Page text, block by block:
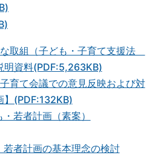
取組（子ども・子育て支援法
明資料(PDF:5,263KB)
育て会議での意見反映および対
】(PDF:132KB)
若者計画（素案）
者計画の基本理念の検討